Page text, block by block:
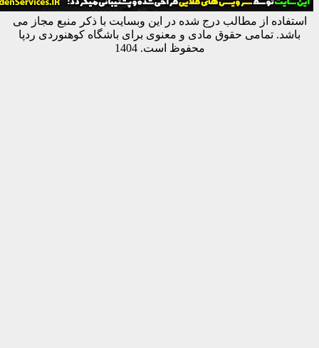
از مطالب درج شده در این وبسایت با ذکر منبع مجاز می
تمامی حقوق مادی و معنوی برای باشگاه کوهنوردی ردپا
محفوظ است. 1404